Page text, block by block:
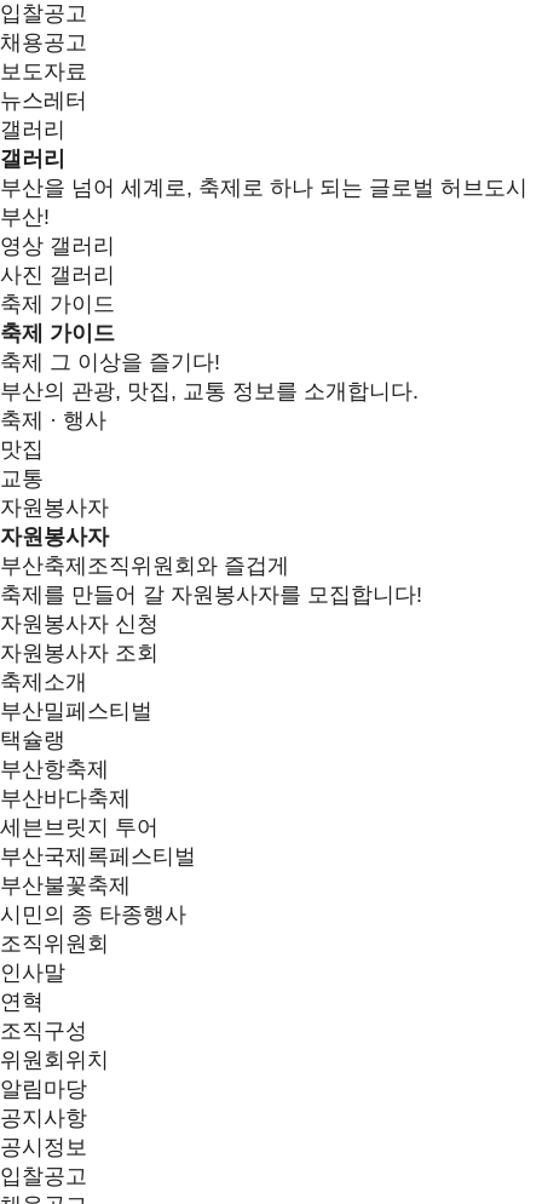
입찰공고
채용공고
보도자료
뉴스레터
갤러리
갤러리
부산을 넘어 세계로, 축제로 하나 되는 글로벌 허브도시
부산!
영상 갤러리
사진 갤러리
축제 가이드
축제 가이드
축제 그 이상을 즐기다!
부산의 관광, 맛집, 교통 정보를 소개합니다.
축제 · 행사
맛집
교통
자원봉사자
자원봉사자
부산축제조직위원회와 즐겁게
축제를 만들어 갈 자원봉사자를 모집합니다!
자원봉사자 신청
자원봉사자 조회
축제소개
부산밀페스티벌
택슐랭
부산항축제
부산바다축제
세븐브릿지 투어
부산국제록페스티벌
부산불꽃축제
시민의 종 타종행사
조직위원회
인사말
연혁
조직구성
위원회위치
알림마당
공지사항
공시정보
입찰공고